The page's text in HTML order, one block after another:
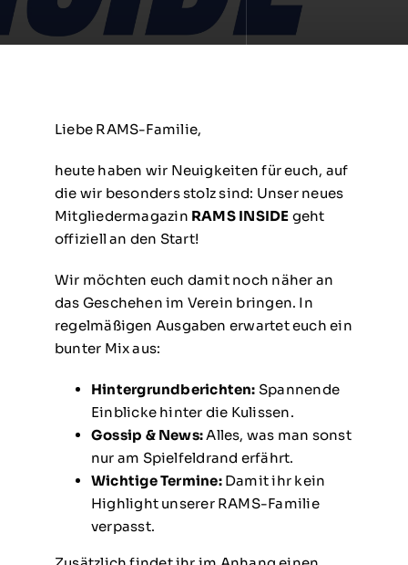
Liebe RAMS-Familie,
heute haben wir Neuigkeiten für euch, auf
die wir besonders stolz sind: Unser neues
Mitgliedermagazin RAMS INSIDE geht
offiziell an den Start!
Wir möchten euch damit noch näher an
das Geschehen im Verein bringen. In
regelmäßigen Ausgaben erwartet euch ein
bunter Mix aus:
Hintergrundberichten: Spannende
Einblicke hinter die Kulissen.
Gossip & News:Alles, was man sonst
nur am Spielfeldrand erfährt.
Wichtige Termine:Damit ihr kein
Highlight unserer RAMS-Familie
verpasst.